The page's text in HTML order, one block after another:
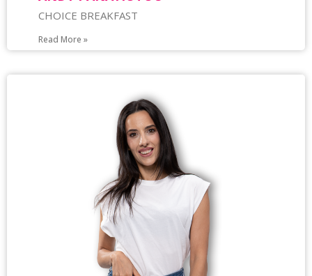
CHOICE BREAKFAST
Read More »